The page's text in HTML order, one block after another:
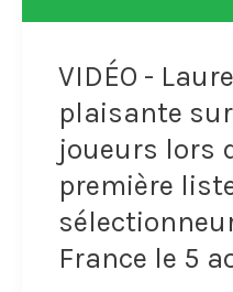
du
rassemblement
et
ne
sera
plus
l'équipe
de
France
contre
la
Suisse
VIDÉO -
plaisante
joueurs lors
première
France le 5